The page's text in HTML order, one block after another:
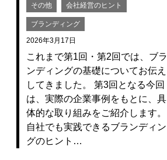
その他 会社経営のヒント
ブランディング
2026年3月17日
これまで第1回・第2回では、ブラ
ンディングの基礎についてお伝え
してきました。 第3回となる今回
は、実際の企業事例をもとに、具
体的な取り組みをご紹介します。
自社でも実践できるブランディン
グのヒント…